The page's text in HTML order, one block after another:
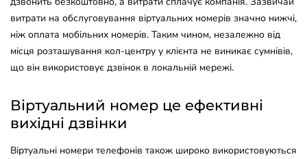
витрати на обслуговування віртуальних номерів значно нижчі,
ніж оплата мобільних номерів. Таким чином, незалежно від
місця розташування кол-центру у клієнта не виникає сумнівів,
що він використовує дзвінок в локальній мережі.
Віртуальний номер це ефективні
вихідні дзвінки
Віртуальні номери телефонів також широко використовуються